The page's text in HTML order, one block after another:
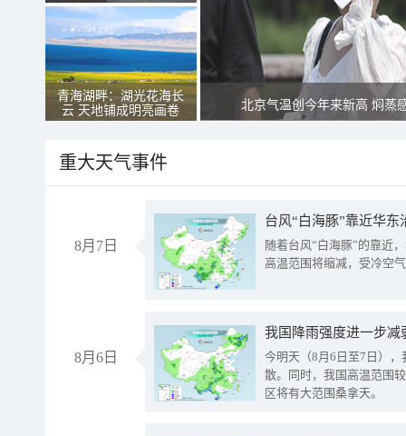
青海湖畔：湖光花海长
云 天地铺成明亮画卷
北京气温创今年来新高 焖蒸
重大天气事件
8月7日
台风“白海豚”靠近华
随着台风“白海豚”的靠近
高温范围将缩减，受冷空
8月6日
今明天（8月6日至7日）
散。同时，我国高温范围
区将有大范围桑拿天。